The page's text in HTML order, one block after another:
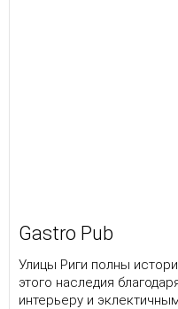
Gastro Pub
Улицы Риги полны
этого наследия
интерьеру и